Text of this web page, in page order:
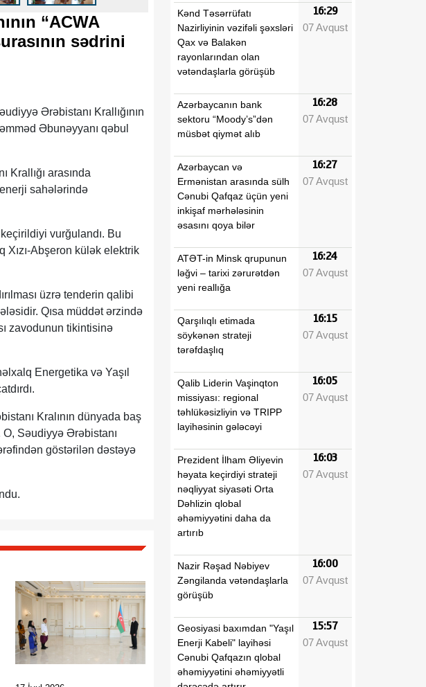
“ACWA
sədrini
Ərəbistanı Krallığının
Əbunəyyanı qəbul
arasında
sahələrində
vurğulandı. Bu
Abşeron külək elektrik
üzrə tenderin qalibi
Qısa müddət ərzində
zavodunun tikintisinə
Energetika və Yaşıl
Kralının dünyada baş
Səudiyyə Ərəbistanı
göstərilən dəstəyə
Kənd Təsərrüfatı
Nazirliyinin vəzifəli şəxsləri
Qax və Balakən
rayonlarından olan
vətəndaşlarla görüşüb
16:29
07 Avqust
Azərbaycanın bank
sektoru “Moody’s”dən
müsbət qiymət alıb
16:28
07 Avqust
Azərbaycan və
Ermənistan arasında sülh
Cənubi Qafqaz üçün yeni
inkişaf mərhələsinin
əsasını qoya bilər
16:27
07 Avqust
ATƏT-in Minsk qrupunun
ləğvi – tarixi zərurətdən
yeni reallığa
16:24
07 Avqust
Qarşılıqlı etimada
söykənən strateji
tərəfdaşlıq
16:15
07 Avqust
Qalib Liderin Vaşinqton
missiyası: regional
təhlükəsizliyin və TRIPP
layihəsinin gələcəyi
16:05
07 Avqust
Prezident İlham Əliyevin
həyata keçirdiyi strateji
nəqliyyat siyasəti Orta
Dəhlizin qlobal
əhəmiyyətini daha da
artırıb
16:03
07 Avqust
Nazir Rəşad Nəbiyev
Zəngilanda vətəndaşlarla
görüşüb
16:00
07 Avqust
Geosiyasi baxımdan "Yaşıl
Enerji Kabeli" layihəsi
Cənubi Qafqazın qlobal
əhəmiyyətini əhəmiyyətli
15:57
07 Avqust